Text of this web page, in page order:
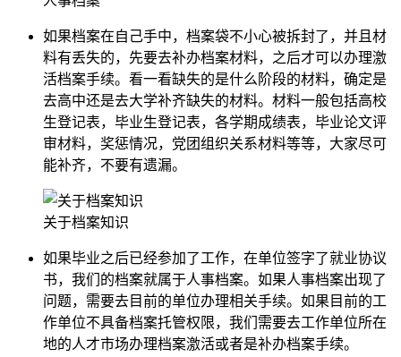
如果档案在自己手中，档案袋不小心被拆封了，并且材
料有丢失的，先要去补办档案材料，之后才可以办理激
活档案手续。看一看缺失的是什么阶段的材料，确定是
去高中还是去大学补齐缺失的材料。材料一般包括高校
生登记表，毕业生登记表，各学期成绩表，毕业论文评
审材料，奖惩情况，党团组织关系材料等等，大家尽可
能补齐，不要有遗漏。
关于档案知识
如果毕业之后已经参加了工作，在单位签字了就业协议
书，我们的档案就属于人事档案。如果人事档案出现了
问题，需要去目前的单位办理相关手续。如果目前的工
作单位不具备档案托管权限，我们需要去工作单位所在
地的人才市场办理档案激活或者是补办档案手续。